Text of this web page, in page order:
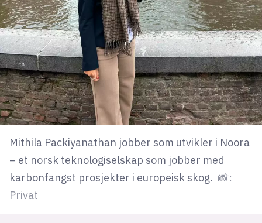
Mithila Packiyanathan jobber som utvikler i Noora
– et norsk teknologiselskap som jobber med
karbonfangst prosjekter i europeisk skog. 📸:
Privat